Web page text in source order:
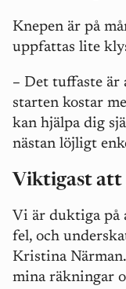
Knepen är på
uppfattas lite
– Det tuffaste är
starten kostar
kan hjälpa dig
nästan löjligt
Viktigast att
Vi är duktiga på
fel, och
Kristina
mina räkningar